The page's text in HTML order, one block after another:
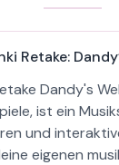
Retake:
Dandy's
ist ein
und
eigenen